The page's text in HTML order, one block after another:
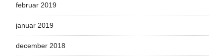
februar 2019
januar 2019
december 2018